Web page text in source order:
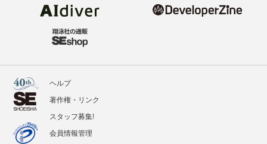
ヘルプ
著作権・リンク
スタッフ募集!
会員情報管理